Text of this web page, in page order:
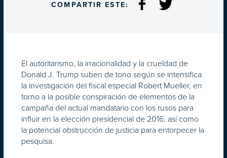
COMPARTIR ESTE:
El autoritarismo, la irracionalidad y la crueldad de
Donald J. Trump suben de tono según se intensifica
la investigación del fiscal especial Robert Mueller, en
torno a la posible conspiración de elementos de la
campaña del actual mandatario con los rusos para
influir en la elección presidencial de 2016, así como
la potencial obstrucción de justicia para entorpecer la
pesquisa.